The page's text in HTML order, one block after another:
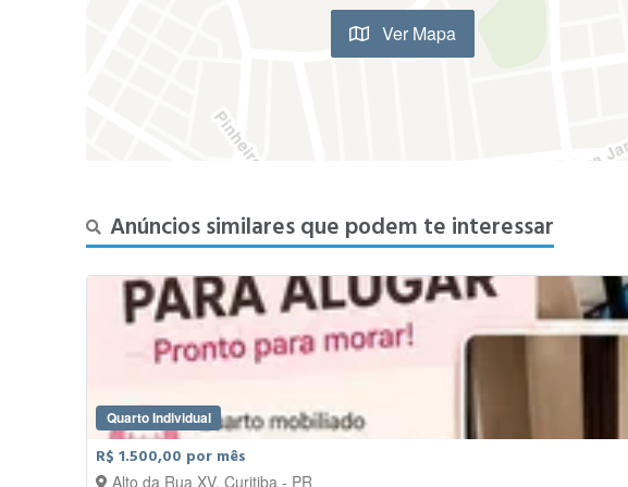
Ver Mapa
Anúncios similares que podem te interessar
Quarto Individual
R$ 1.500,00 por mês
Alto da Rua XV, Curitiba - PR